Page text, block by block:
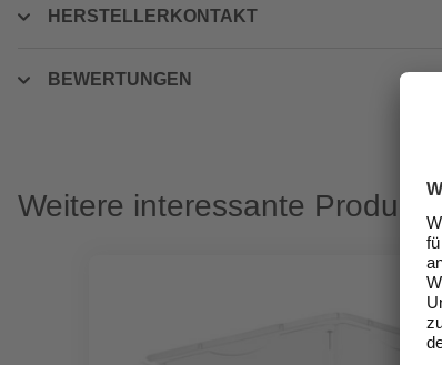
HERSTELLERKONTAKT
BEWERTUNGEN
Weitere interessante Produkte